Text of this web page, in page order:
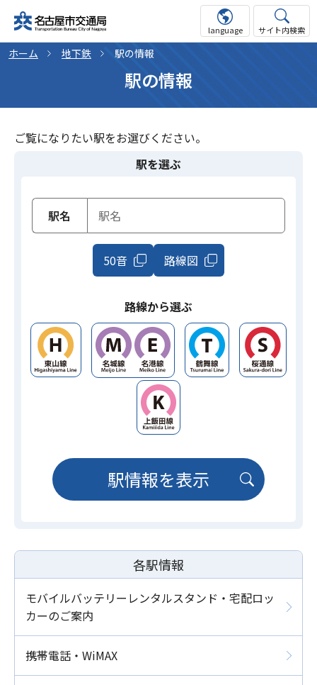
language サイト内検索
ホーム 地下鉄 駅の情報
駅の情報
ご覧になりたい駅をお選びください。
駅を選ぶ
駅名
50音 路線図
路線から選ぶ
駅情報を表示
各駅情報
モバイルバッテリーレンタルスタンド・宅配ロッ
カーのご案内
携帯電話・WiMAX